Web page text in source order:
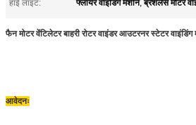
हाई लाइट: ,
फैन मोटर वेंटिलेटर बाहरी रोटर वाइंडर आउटरनर स्टेटर वाइंडिंग
आवेदनः